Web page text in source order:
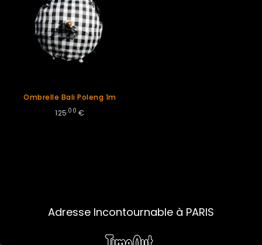
Ombrelle Bali Poleng 1m
125.00 €
Adresse Incontournable à PARIS